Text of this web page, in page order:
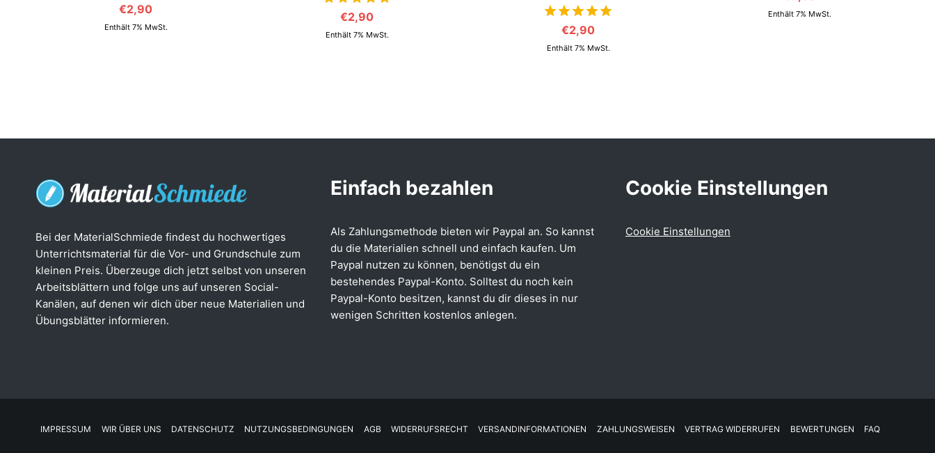
€2,90
Enthält 7% MwSt. von 5
€2,90
Enthält 7% MwSt. von 5
€2,90
Enthält 7% MwSt.
Enthält 7% MwSt.
Bei der MaterialSchmiede findest du hochwertiges
Unterrichtsmaterial für die Vor- und Grundschule zum
kleinen Preis. Überzeuge dich jetzt selbst von unseren
Arbeitsblättern und folge uns auf unseren Social-
Kanälen, auf denen wir dich über neue Materialien und
Übungsblätter informieren.
Einfach bezahlen
Als Zahlungsmethode bieten wir Paypal an. So kannst
du die Materialien schnell und einfach kaufen. Um
Paypal nutzen zu können, benötigst du ein
bestehendes Paypal-Konto. Solltest du noch kein
Paypal-Konto besitzen, kannst du dir dieses in nur
wenigen Schritten kostenlos anlegen.
Cookie Einstellungen
Cookie Einstellungen
IMPRESSUM WIR ÜBER UNS DATENSCHUTZ NUTZUNGSBEDINGUNGEN AGB WIDERRUFSRECHT VERSANDINFORMATIONEN ZAHLUNGSWEISEN VERTRAG WIDERRUFEN BEWERTUNGEN FAQ